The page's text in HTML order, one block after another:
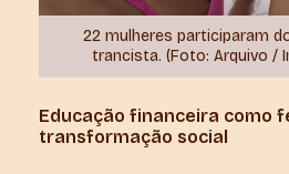
22 mulheres participaram
trancista. (Foto: Arquivo /
Educação financeira como
transformação social